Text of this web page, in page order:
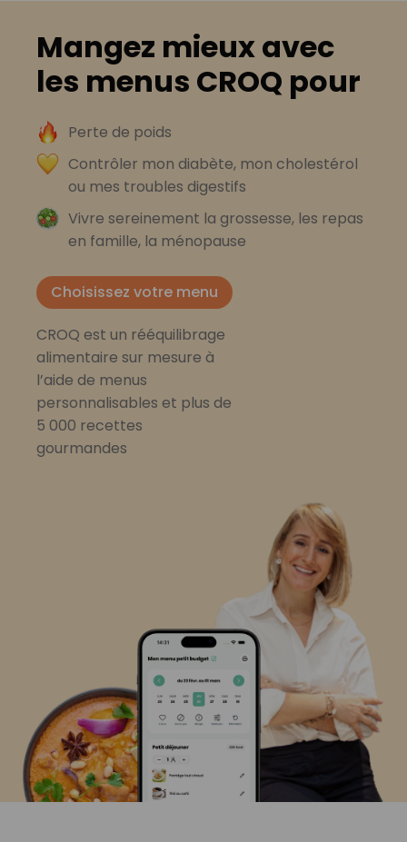
Mangez mieux avec
les menus CROQ pour
Perte de poids
Contrôler mon diabète, mon cholestérol
ou mes troubles digestifs
Vivre sereinement la grossesse, les repas
en famille, la ménopause
Choisissez votre menu
CROQ est un rééquilibrage
alimentaire sur mesure à
l’aide de menus
personnalisables et plus de
5 000 recettes
gourmandes